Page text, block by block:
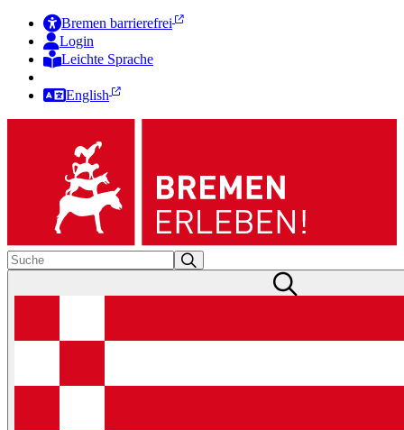
Bremen barrierefrei
Login
Leichte Sprache
English